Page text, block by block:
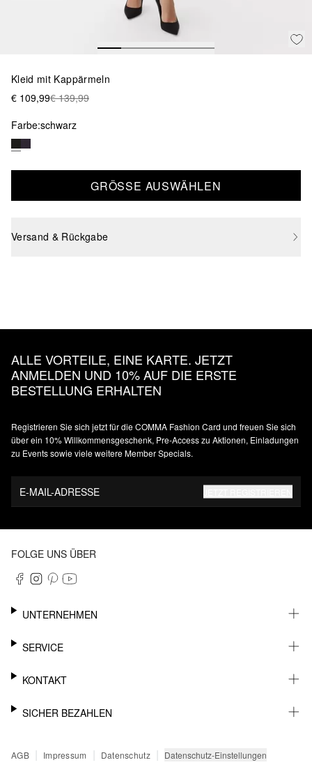
Kleid mit Kappärmeln
€ 109,99€ 139,99
Farbe:schwarz
GRÖSSE AUSWÄHLEN
Versand & Rückgabe
ALLE VORTEILE, EINE KARTE. JETZT
ANMELDEN UND 10% AUF DIE ERSTE
BESTELLUNG ERHALTEN
Registrieren Sie sich jetzt für die COMMA Fashion Card und freuen Sie sich
über ein 10% Willkommensgeschenk, Pre-Access zu Aktionen, Einladungen
zu Events sowie viele weitere Member Specials.
E-MAIL-ADRESSE
FOLGE UNS ÜBER
UNTERNEHMEN
KARRIERE
SERVICE
NEWSLETTER
MEIN KONTO
SENDUNGSVERFOLGUNG
KONTAKT
SUPPORT
SICHER BEZAHLEN
PAYPAL
AGB | Impressum | Datenschutz | Datenschutz-Einstellungen